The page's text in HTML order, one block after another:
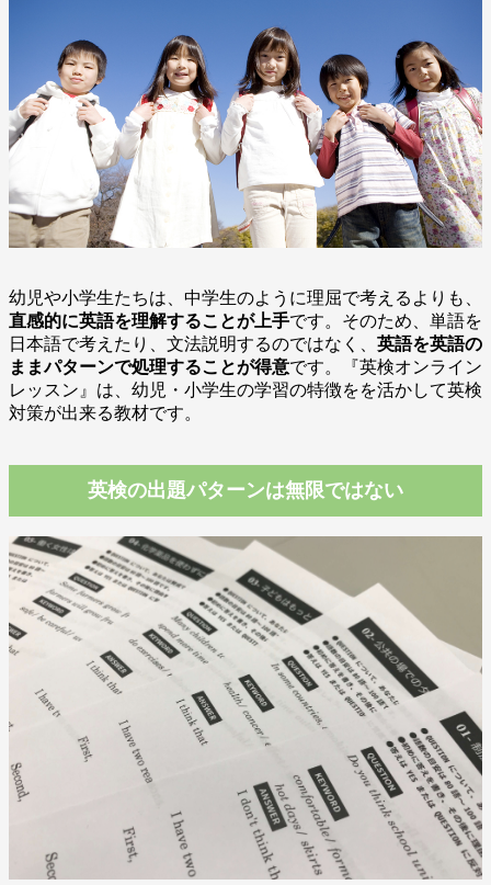
幼児や小学生たちは、中学生のように理屈で考えるよりも、
直感的に英語を理解することが上手です。そのため、単語を
日本語で考えたり、文法説明するのではなく、 英語を英語の
ままパターンで処理することが得意です。『英検オンライン
レッスン』は、幼児・小学生の学習の特徴をを活かして英検
対策が出来る教材です。
英検の出題パターンは無限ではない